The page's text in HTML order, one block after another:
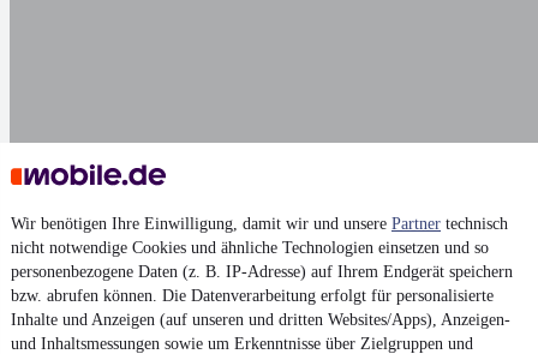
Wir benötigen Ihre Einwilligung, damit wir und unsere Partner technisch
nicht notwendige Cookies und ähnliche Technologien einsetzen und so
personenbezogene Daten (z. B. IP-Adresse) auf Ihrem Endgerät speichern
bzw. abrufen können. Die Datenverarbeitung erfolgt für personalisierte
Inhalte und Anzeigen (auf unseren und dritten Websites/Apps), Anzeigen-
und Inhaltsmessungen sowie um Erkenntnisse über Zielgruppen und